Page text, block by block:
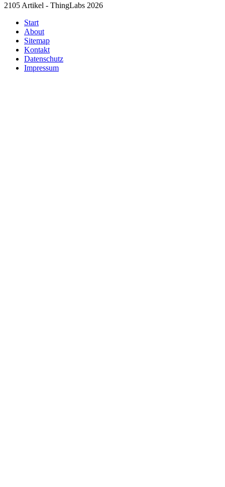
2105 Artikel - ThingLabs 2026
Start
About
Sitemap
Kontakt
Datenschutz
Impressum